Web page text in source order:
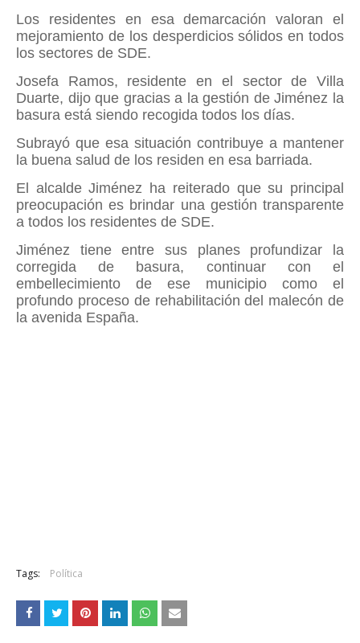
Los residentes en esa demarcación valoran el
mejoramiento de los desperdicios sólidos en todos
los sectores de SDE.
Josefa Ramos, residente en el sector de Villa
Duarte, dijo que gracias a la gestión de Jiménez la
basura está siendo recogida todos los días.
Subrayó que esa situación contribuye a mantener
la buena salud de los residen en esa barriada.
El alcalde Jiménez ha reiterado que su principal
preocupación es brindar una gestión transparente
a todos los residentes de SDE.
Jiménez tiene entre sus planes profundizar la
corregida de basura, continuar con el
embellecimiento de ese municipio como el
profundo proceso de rehabilitación del malecón de
la avenida España.
Tags: Política